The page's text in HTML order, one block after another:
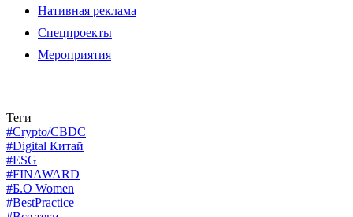
Нативная реклама
Спецпроекты
Мероприятия
Теги
#Crypto/CBDC
#Digital Китай
#ESG
#FINAWARD
#Б.О Women
#BestPractice